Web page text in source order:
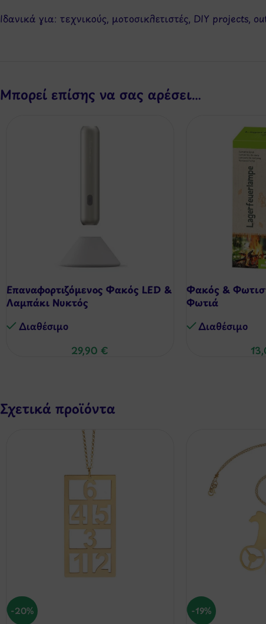
Ιδανικά για: τεχνικούς, μοτοσικλετιστές, DIY projects,
Μπορεί επίσης να σας αρέσει…
Επαναφορτιζόμενος Φακός LED &
Λαμπάκι Νυκτός
Διαθέσιμo
29,90€
Φακός &
Φωτιά
Διαθέσιμo
Σχετικά προϊόντα
-20% -19%